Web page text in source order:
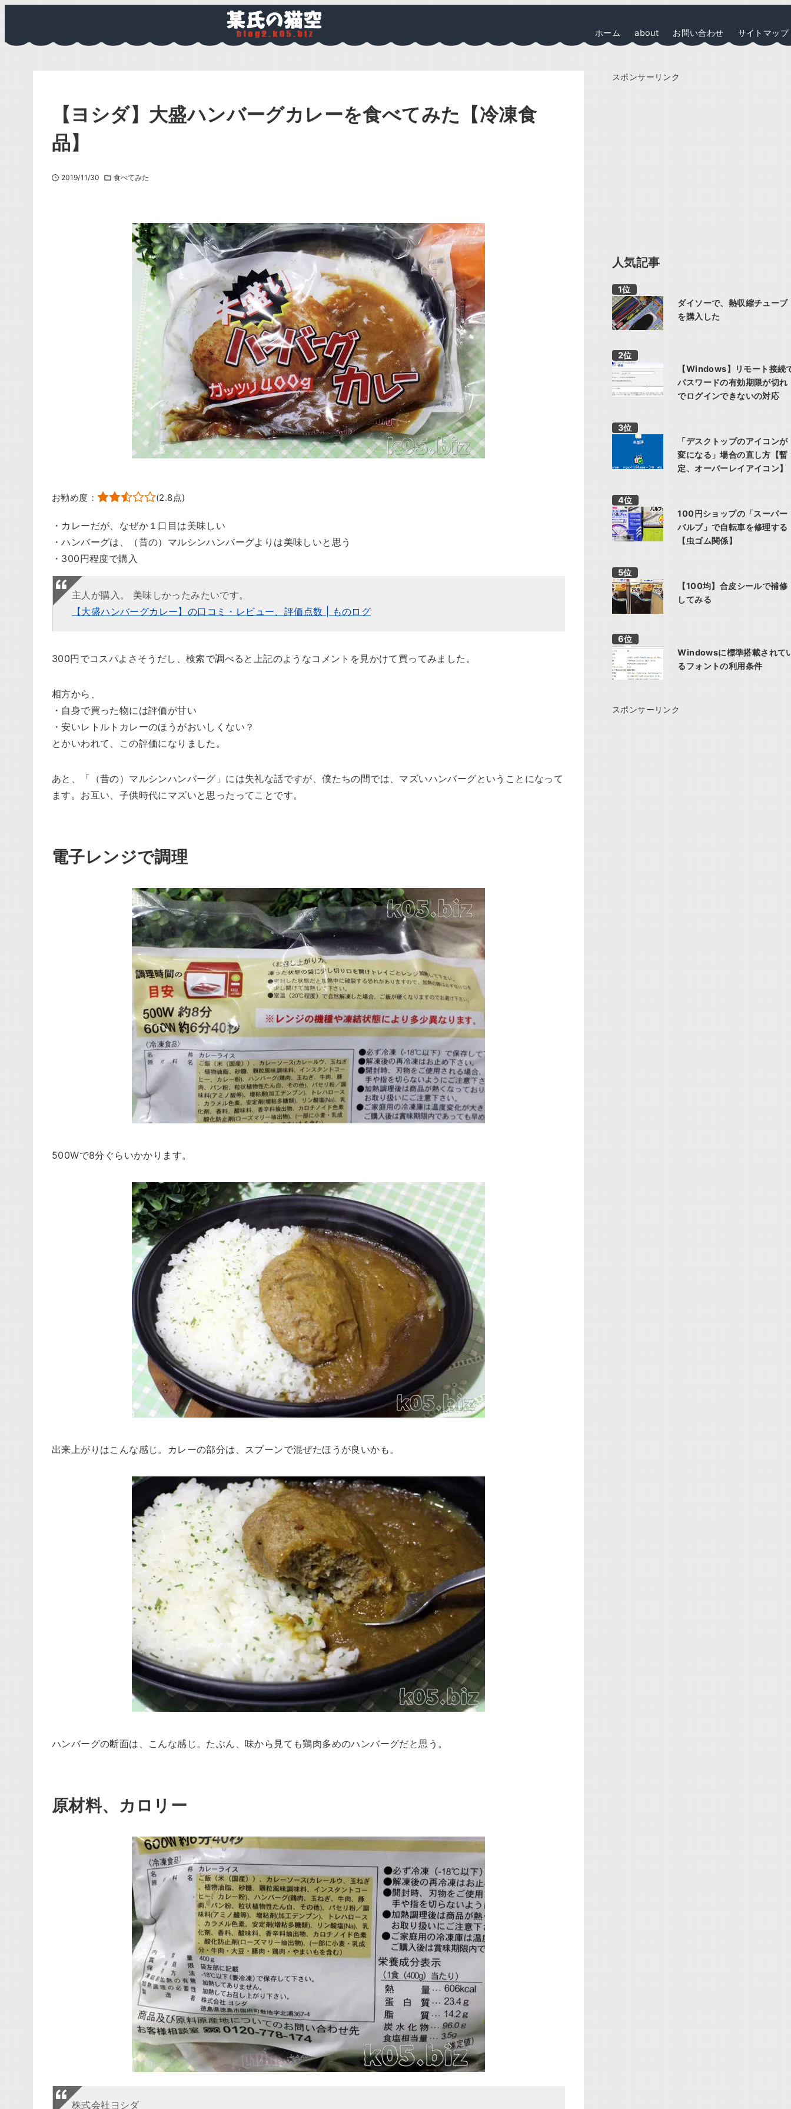
ホーム about お問い合わせ サイトマップ
【ヨシダ】大盛ハンバーグカレーを食べてみた【冷凍食
品】
2019/11/30 食べてみた
お勧め度： (2.8点)
・カレーだが、なぜか１口目は美味しい
・ハンバーグは、（昔の）マルシンハンバーグよりは美味しいと思う
・300円程度で購入
主人が購入。 美味しかったみたいです。
【大盛ハンバーグカレー】の口コミ・レビュー、評価点数 | ものログ
300円でコスパよさそうだし、検索で調べると上記のようなコメントを見かけて買ってみました。
相方から、
・自身で買った物には評価が甘い
・安いレトルトカレーのほうがおいしくない？
とかいわれて、この評価になりました。
あと、「（昔の）マルシンハンバーグ」には失礼な話ですが、僕たちの間では、マズいハンバーグということになって
ます。お互い、子供時代にマズいと思ったってことです。
電子レンジで調理
500Wで8分ぐらいかかります。
出来上がりはこんな感じ。カレーの部分は、スプーンで混ぜたほうが良いかも。
ハンバーグの断面は、こんな感じ。たぶん、味から見ても鶏肉多めのハンバーグだと思う。
原材料、カロリー
株式会社ヨシダ
スポンサーリンク
人気記事
ダイソーで、熱収縮チューブ
を購入した
【Windows】リモート接続
パスワードの有効期限が切れ
でログインできないの対応
「デスクトップのアイコンが
変になる」場合の直し方【暫
定、オーバーレイアイコン】
100円ショップの「スーパー
バルブ」で自転車を修理する
【虫ゴム関係】
【100均】合皮シールで補修
してみる
Windowsに標準搭載されて
るフォントの利用条件
スポンサーリンク